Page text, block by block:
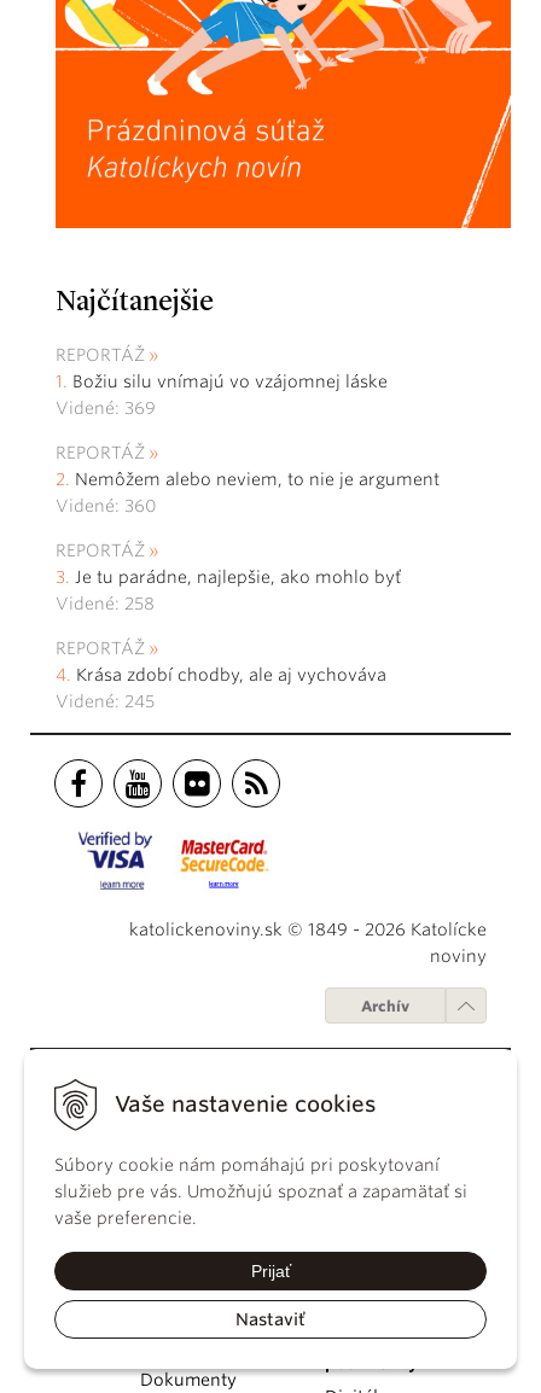
Vaše nastavenie cookies
Súbory cookie nám pomáhajú pri poskytovaní
služieb pre vás. Umožňujú spoznať a zapamätať si
vaše preferencie.
Prijať
Nastaviť
Najčítanejšie
REPORTÁŽ
Božiu silu vnímajú vo vzájomnej láske
Videné: 369
REPORTÁŽ
Nemôžem alebo neviem, to nie je argument
Videné: 360
REPORTÁŽ
Je tu parádne, najlepšie, ako mohlo byť
Videné: 258
REPORTÁŽ
Krása zdobí chodby, ale aj vychováva
Videné: 245
katolickenoviny.sk © 1849 - 2026 Katolícke
noviny
Archív
Kontakt
Inzercia
Kariéra
2% dane
Staň sa
Podporte nás
Darujte nás
noviny
Aktuálne
Dokumenty